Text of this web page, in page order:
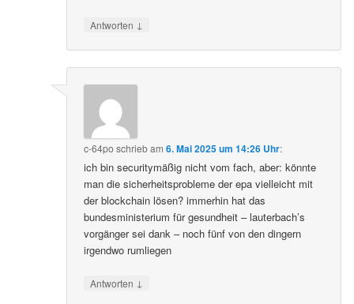
Antworten ↓
c-64po schriebam6. Mai 2025 um 14:26 Uhr:
ich bin securitymäßig nicht vom fach, aber: könnte
man die sicherheitsprobleme der epa vielleicht mit
der blockchain lösen? immerhin hat das
bundesministerium für gesundheit – lauterbach’s
vorgänger sei dank – noch fünf von den dingern
irgendwo rumliegen
Antworten ↓